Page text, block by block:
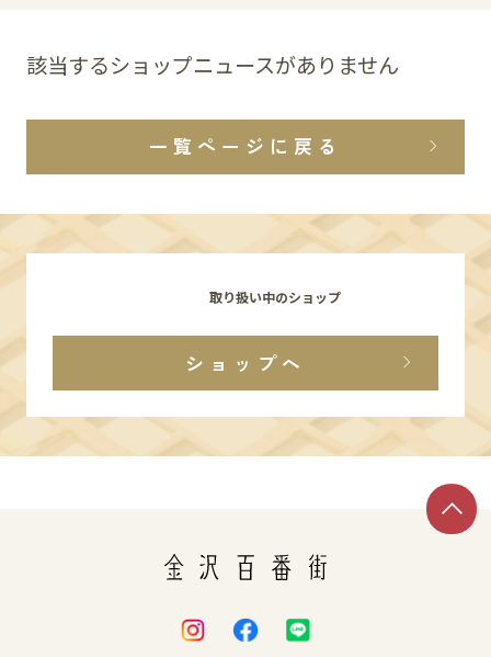
ショップニュース
イベント
館内サービス
施設からのお知らせ
スタッフ募集
該当するショップニュースがありません
一覧ページに戻る
取り扱い中のショップ
ショップへ